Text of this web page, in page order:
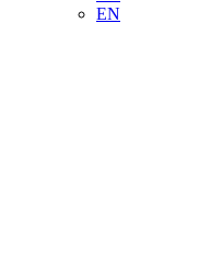
EN